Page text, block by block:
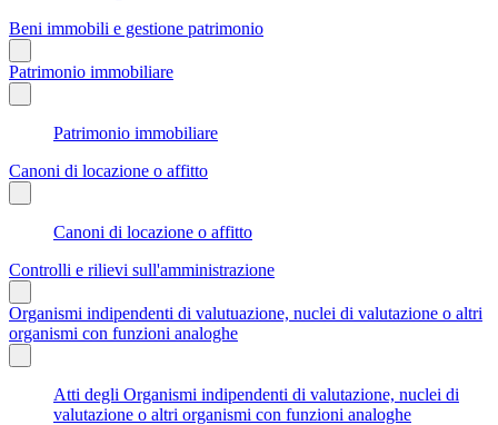
Beni immobili e gestione patrimonio
Patrimonio immobiliare
Patrimonio immobiliare
Canoni di locazione o affitto
Canoni di locazione o affitto
Controlli e rilievi sull'amministrazione
Organismi indipendenti di valutuazione, nuclei di valutazione o altri
organismi con funzioni analoghe
Atti degli Organismi indipendenti di valutazione, nuclei di
valutazione o altri organismi con funzioni analoghe